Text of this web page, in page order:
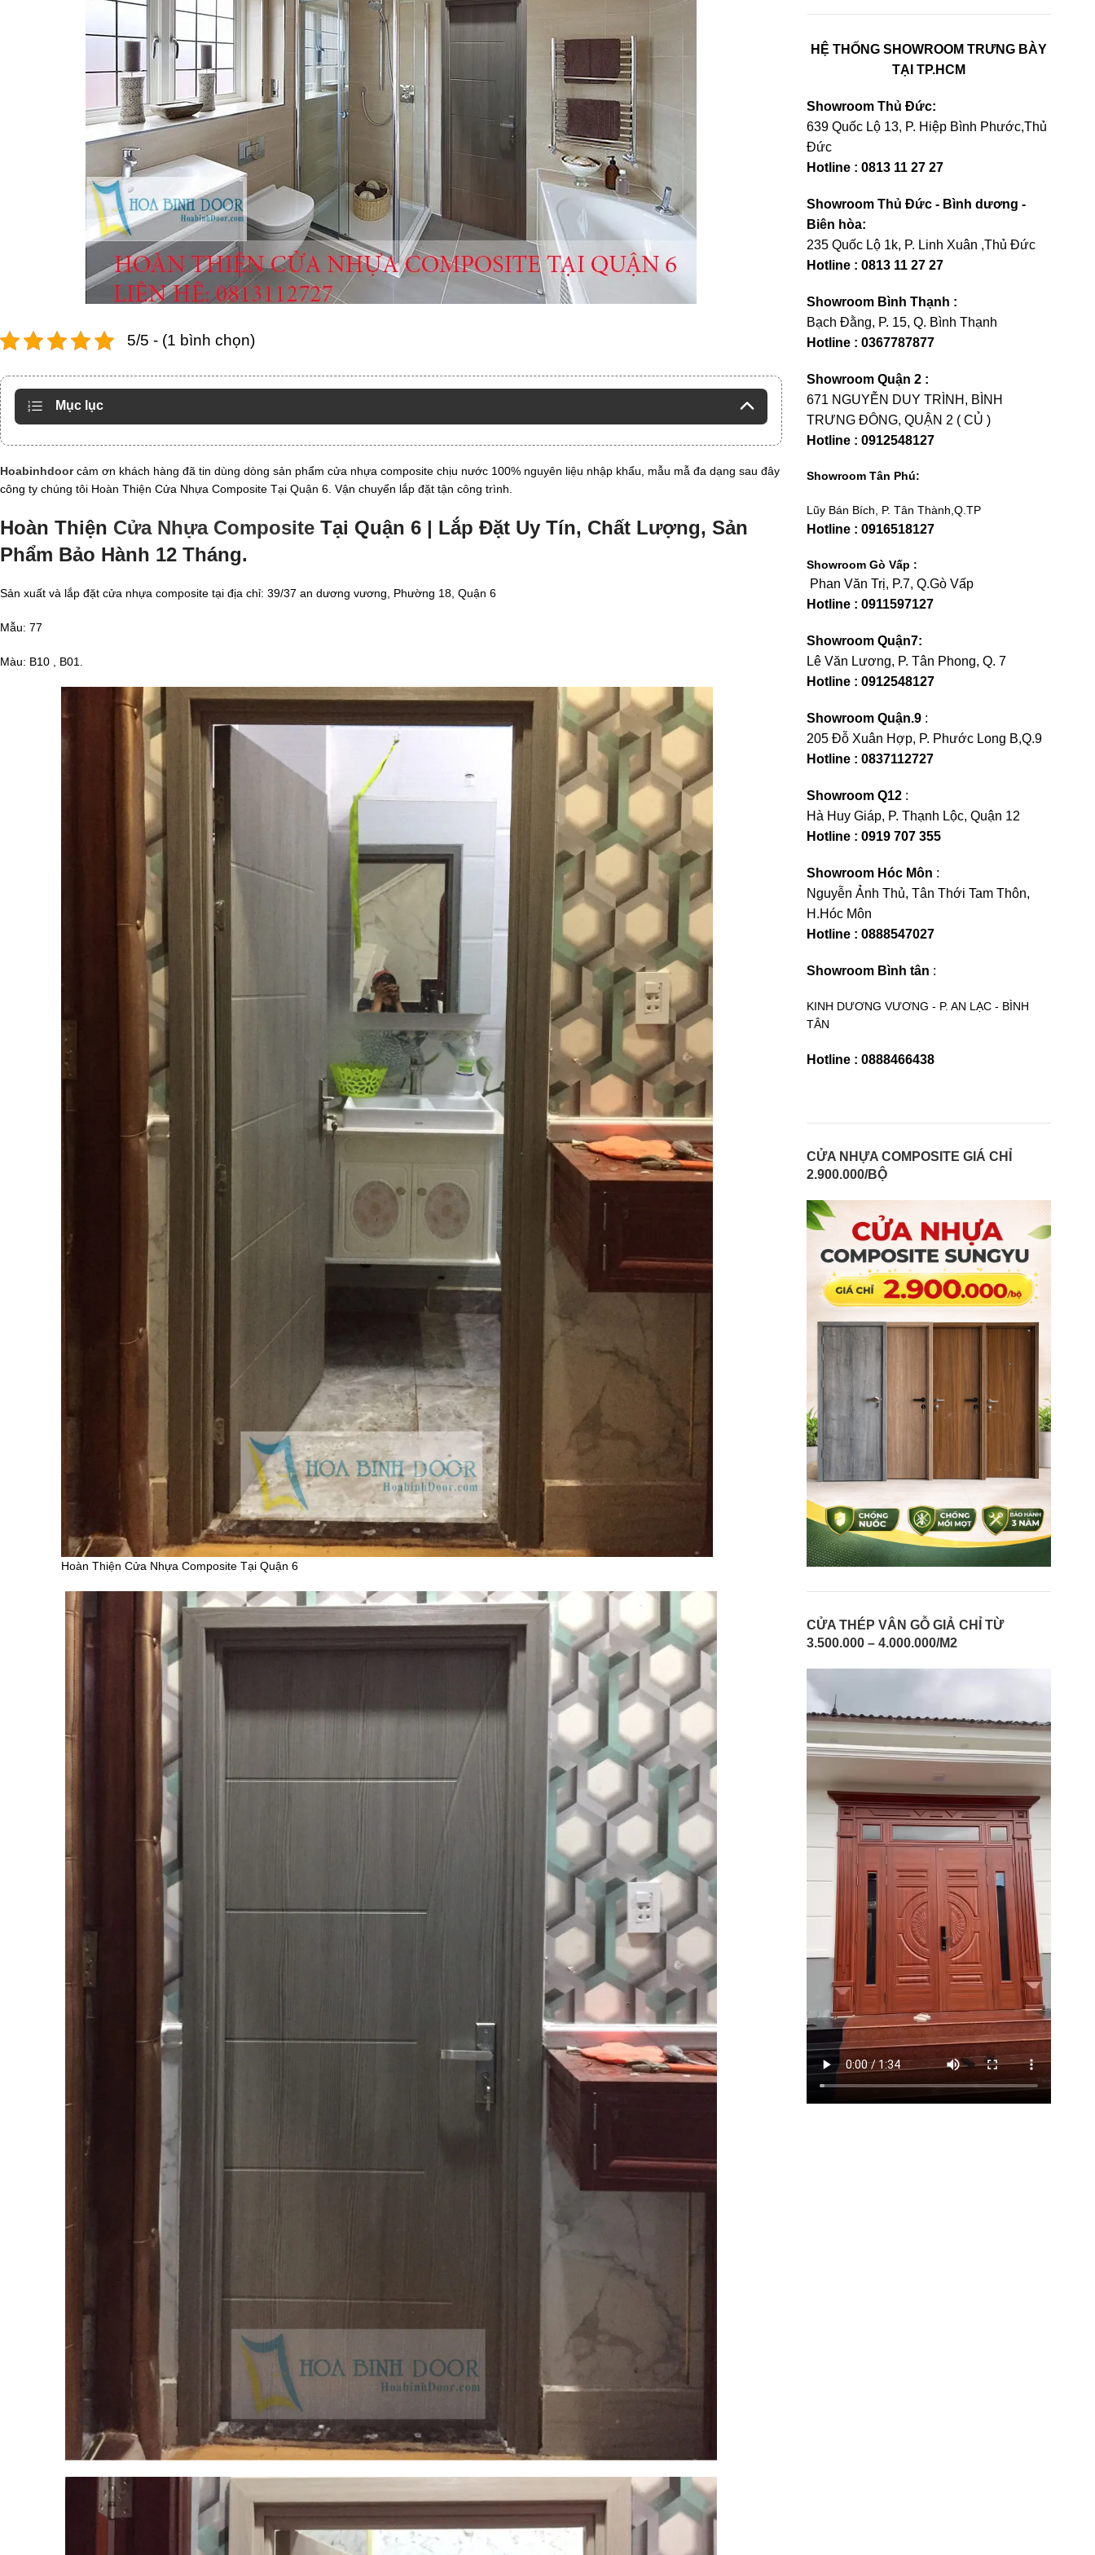
5/5 - (1 bình chọn)
Mục lục
Hoabinhdoorcảm ơn khách hàng đã tin dùng dòng sản phẩm cửa nhựa composite chịu nước 100% nguyên liệu nhập khẩu, mẫu mẫ đa dạng sau đây
công ty chúng tôi Hoàn Thiện Cửa Nhựa Composite Tại Quận 6. Vận chuyển lắp đặt tận công trình.
Hoàn Thiện Cửa Nhựa Composite Tại Quận 6 | Lắp Đặt Uy Tín, Chất Lượng, Sản
Phẩm Bảo Hành 12 Tháng.
Sản xuất và lắp đặt cửa nhựa composite tại địa chỉ: 39/37 an dương vương, Phường 18, Quận 6
Mẫu: 77
Màu: B10 , B01.
Hoàn Thiện Cửa Nhựa Composite Tại Quận 6
HỆ THỐNG SHOWROOM TRƯNG BÀY
TẠI TP.HCM
Showroom Thủ Đức:
639 Quốc Lộ 13, P. Hiệp Bình Phước,Thủ
Đức
Hotline : 0813 11 27 27
Showroom Thủ Đức - Bình dương -
Biên hòa:
235 Quốc Lộ 1k, P. Linh Xuân ,Thủ Đức
Hotline : 0813 11 27 27
Showroom Bình Thạnh :
Bạch Đằng, P. 15, Q. Bình Thạnh
Hotline : 0367787877
Showroom Quận 2 :
671 NGUYỄN DUY TRÌNH, BÌNH
TRƯNG ĐÔNG, QUẬN 2 ( CỦ )
Hotline : 0912548127
Showroom Tân Phú:
Lũy Bán Bích, P. Tân Thành,Q.TP
Hotline : 0916518127
Showroom Gò Vấp :
Phan Văn Trị, P.7, Q.Gò Vấp
Hotline : 0911597127
Showroom Quận7:
Lê Văn Lương, P. Tân Phong, Q. 7
Hotline : 0912548127
Showroom Quận.9 :
205 Đỗ Xuân Hợp, P. Phước Long B,Q.9
Hotline : 0837112727
Showroom Q12 :
Hà Huy Giáp, P. Thạnh Lộc, Quận 12
Hotline : 0919 707 355
Showroom Hóc Môn :
Nguyễn Ảnh Thủ, Tân Thới Tam Thôn,
H.Hóc Môn
Hotline : 0888547027
Showroom Bình tân :
KINH DƯƠNG VƯƠNG - P. AN LẠC - BÌNH
TÂN
Hotline : 0888466438
CỬA NHỰA COMPOSITE GIÁ CHỈ
2.900.000/BỘ
CỬA THÉP VÂN GỖ GIẢ CHỈ TỪ
3.500.000 – 4.000.000/M2